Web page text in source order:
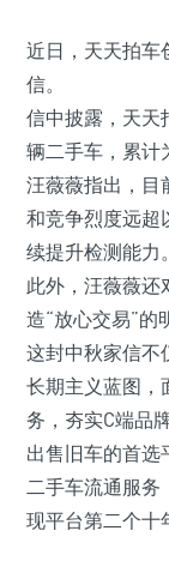
近日，天天拍车
信。
信中披露，天天
辆二手车，累计
汪薇薇指出，目
和竞争烈度远超
续提升检测能力。
此外，汪薇薇还
造“放心交易”的
这封中秋家信不
长期主义蓝图，
务，夯实C端品
出售旧车的首选
二手车流通服务
现平台第二个十